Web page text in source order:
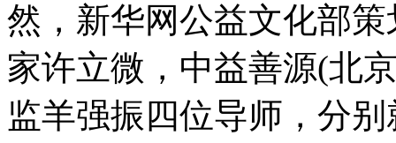
然，新华网公益文化部
家许立微，中益善源(北
监羊强振四位导师，分